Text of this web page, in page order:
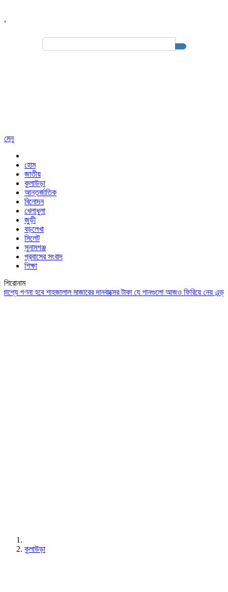
,
Search
মেনু
হোম
জাতীয়
কুলাউড়া
আন্তর্জাতিক
বিনোদন
খেলাধুলা
জুড়ী
বড়লেখা
সিলেট
সুনামগঞ্জ
প্রবাসের সংবাদ
শিক্ষা
শিরোনাম
হবে শাহজালাল মাজারের দানবাক্সের টাকাযে গানগুলো আজও ফিরিয়ে নেয় এন্ড্রু
কুলাউড়া